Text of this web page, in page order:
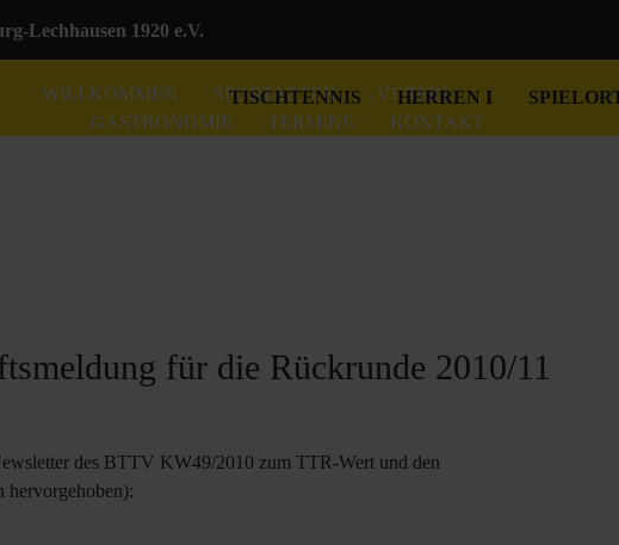
Lechhausen 1920 e.V.
WILLKOMMEN SPORTARTEN
VEREIN
GASTRONOMIE
TERMINE KONTAKT
TISCHTENNIS HERREN I
für die Rückrunde 2010/11
des BTTV KW49/2010 zum TTR-Wert und den
hervorgehoben):